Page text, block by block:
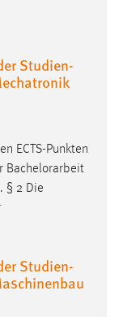
Studien-
ECTS-Punkten
Bachelorarbeit
§ 2 Die
Studien-